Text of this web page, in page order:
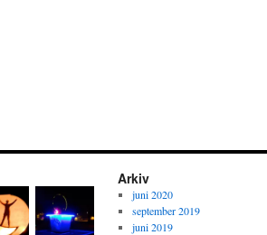
Arkiv
juni 2020
september 2019
juni 2019